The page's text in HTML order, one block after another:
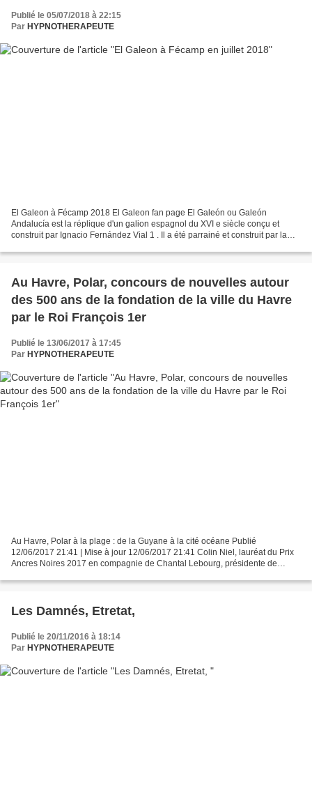
Publié le 05/07/2018 à 22:15
Par HYPNOTHERAPEUTE
El Galeon à Fécamp 2018 El Galeon fan page El Galeón ou Galeón
Andalucía est la réplique d'un galion espagnol du XVI e siècle conçu et
construit par Ignacio Fernández Vial 1 . Il a été parrainé et construit par la
Au Havre, Polar, concours de nouvelles autour
des 500 ans de la fondation de la ville du Havre
par le Roi François 1er
Publié le 13/06/2017 à 17:45
Par HYPNOTHERAPEUTE
Au Havre, Polar à la plage : de la Guyane à la cité océane Publié
12/06/2017 21:41 | Mise à jour 12/06/2017 21:41 Colin Niel, lauréat du Prix
Ancres Noires 2017 en compagnie de Chantal Lebourg, présidente de
Les Damnés, Etretat,
Publié le 20/11/2016 à 18:14
Par HYPNOTHERAPEUTE